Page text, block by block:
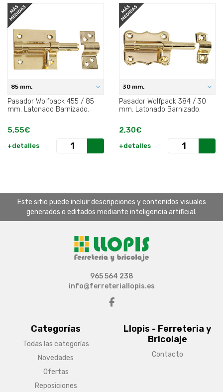
85 mm.
Pasador Wolfpack 455 / 85
mm. Latonado Barnizado.
5,55€
+detalles
30 mm.
Pasador Wolfpack 384 / 30
mm. Latonado Barnizado.
2,30€
+detalles
Este sitio puede incluir descripciones y contenidos visuales
generados o editados mediante inteligencia artificial.
Categorías
Todas las categorías
Novedades
Ofertas
Reposiciones
Llopis - Ferreteria y
Bricolaje
Contacto
965 564 238
info@ferreteriallopis.es